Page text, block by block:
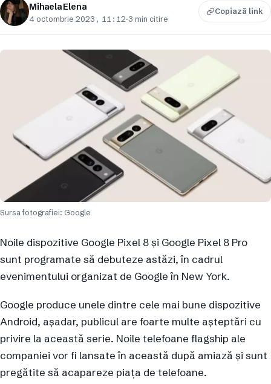
Mihaela Elena
4 octombrie 2023, 11:12·3 min citire
Copiază link
Sursa fotografiei: Google
Noile dispozitive Google Pixel 8 și Google Pixel 8 Pro
sunt programate să debuteze astăzi, în cadrul
evenimentului organizat de Google în New York.
Google produce unele dintre cele mai bune dispozitive
Android, așadar, publicul are foarte multe așteptări cu
privire la această serie. Noile telefoane flagship ale
companiei vor fi lansate în această după amiază și sunt
pregătite să acapareze piața de telefoane.